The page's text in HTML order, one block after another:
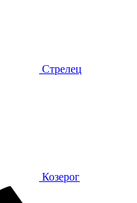
Стрелец
Козерог